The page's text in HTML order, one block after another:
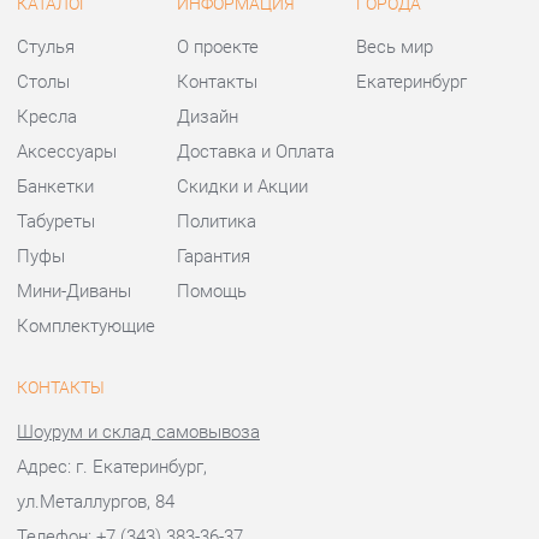
Пуфы
Мини-Диваны
Комплектующие
Гарантия
Помощь
КОНТАКТЫ
Шоурум и склад самовывоза
Адрес: г. Екатеринбург,
ул.Металлургов, 84
Телефон: +7 (343) 383-36-37
Пн - Пт:10:00 - 20:00 (GMT+5)
Отправить сообщение